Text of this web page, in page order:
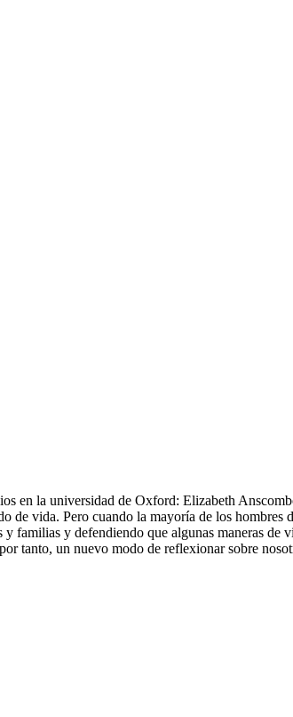
en la universidad de Oxford: Elizabeth
vida. Pero cuando la mayoría de los
familias y defendiendo que algunas maneras
tanto, un nuevo modo de reflexionar sobre